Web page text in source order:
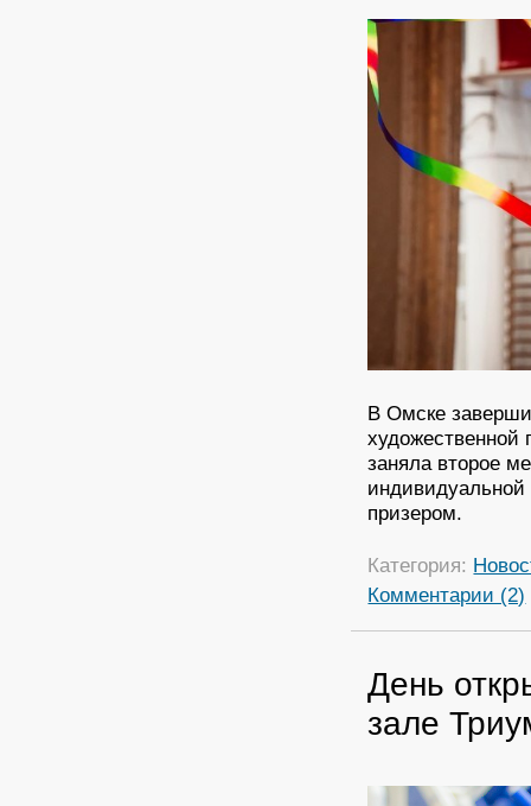
В Омске
художественной
заняла второе
призером.
Категория:
Комментарии (2)
День
зале